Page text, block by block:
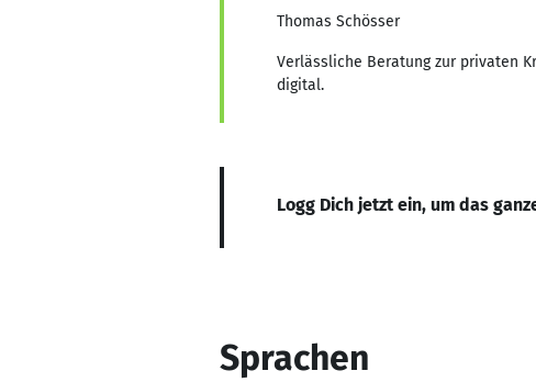
Thomas Schösser
Verlässliche Beratung zur privaten
digital.
Logg Dich jetzt ein, um das
Sprachen